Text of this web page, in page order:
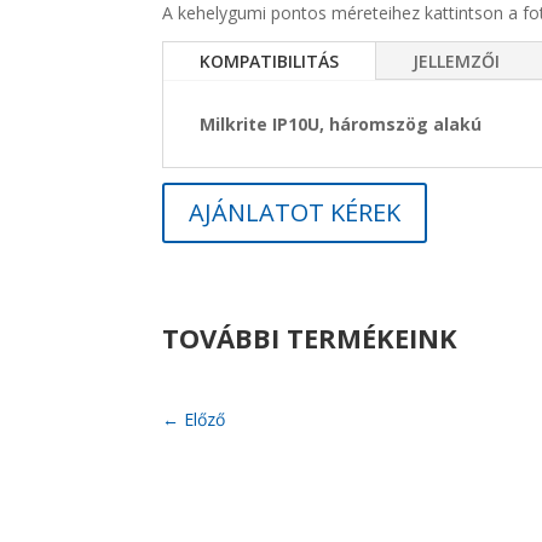
A kehelygumi pontos méreteihez kattintson a
KOMPATIBILITÁS JELLEMZŐI
Milkrite IP10U, háromszög alakú
AJÁNLATOT KÉREK
TOVÁBBI TERMÉKEINK
← Előző